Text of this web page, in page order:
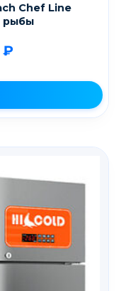
Chef Line
рыбы
₽